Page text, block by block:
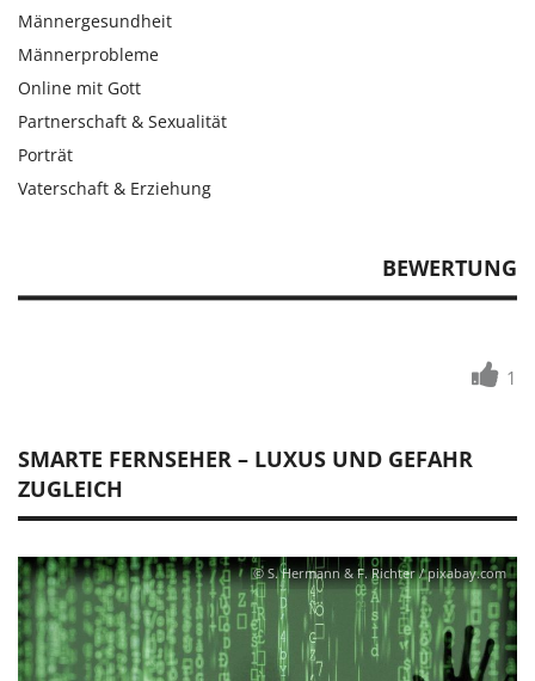
SMARTE FERNSEHER – LUXUS UND GEFAHR
ZUGLEICH
© S. Hermann & F. Richter / pixabay.com
Männergesundheit
Männerprobleme
Online mit Gott
Partnerschaft & Sexualität
Porträt
Vaterschaft & Erziehung
BEWERTUNG
1